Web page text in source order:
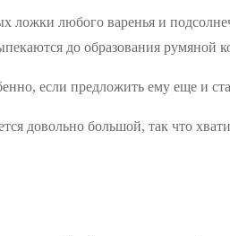
ложки любого варенья и
до образования румяной
если предложить ему еще и
довольно большой, так что